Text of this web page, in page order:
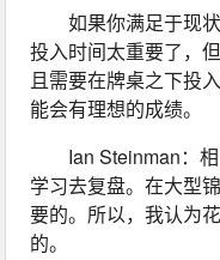
如果你满足于现
投入时间太重要了，
且需要在牌桌之下投
能会有理想的成绩。
Ian Steinman：
学习去复盘。在大型
要的。所以，我认为
的。